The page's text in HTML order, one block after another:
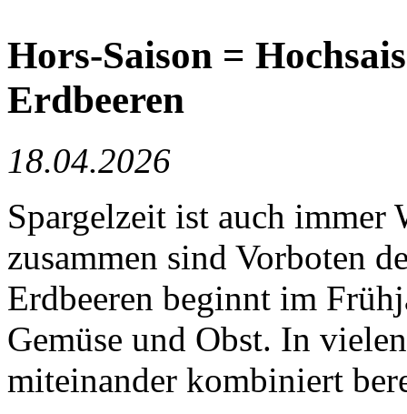
Hors-Saison =
Erdbeeren
18.04.2026
Spargelzeit ist auch immer
zusammen sind Vorboten
Erdbeeren beginnt im
Gemüse und Obst. In
miteinander kombiniert